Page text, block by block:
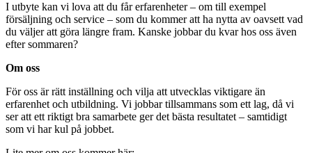
I utbyte kan vi lova att du får erfarenheter – om till exempel
försäljning och service – som du kommer att ha nytta av oavsett vad
du väljer att göra längre fram. Kanske jobbar du kvar hos oss även
efter sommaren?
Om oss
För oss är rätt inställning och vilja att utvecklas viktigare än
erfarenhet och utbildning. Vi jobbar tillsammans som ett lag, då vi
ser att ett riktigt bra samarbete ger det bästa resultatet – samtidigt
som vi har kul på jobbet.